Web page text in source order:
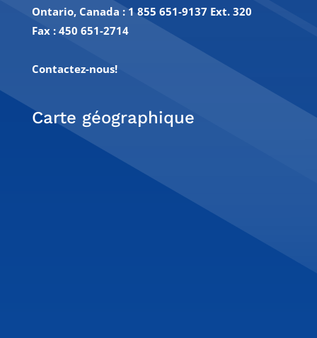
Ontario, Canada : 1 855 651-9137 Ext. 320
Fax : 450 651-2714
Contactez-nous!
Carte géographique